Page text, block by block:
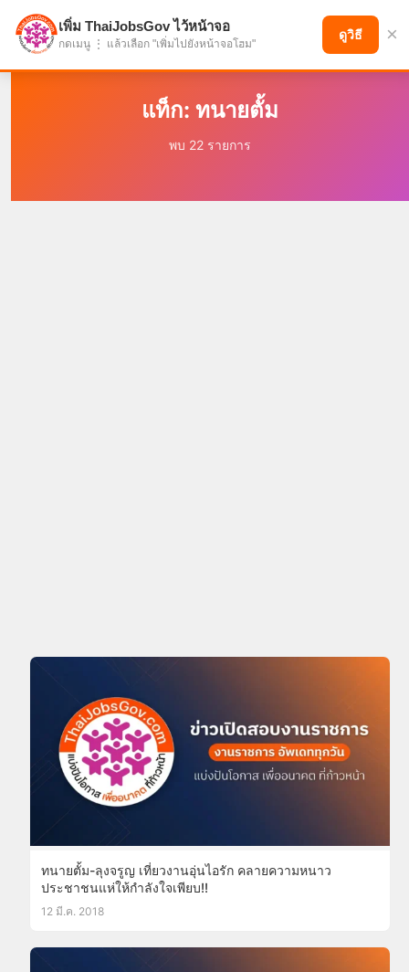
แบ่งปันโอกาส เพื่ออนาคตที่ก้าวหน้า
แท็ก: ทนายตั้ม
พบ 22 รายการ
ทนายตั้ม-ลุงจรูญ เที่ยวงานอุ่นไอรัก คลายความหนาว
ประชาชนแห่ให้กำลังใจเพียบ!!
12 มี.ค. 2018
เพิ่ม ThaiJobsGov ไว้หน้าจอ
กดเมนู ⋮ แล้วเลือก "เพิ่มไปยังหน้าจอโฮม"
ดูวิธี ×